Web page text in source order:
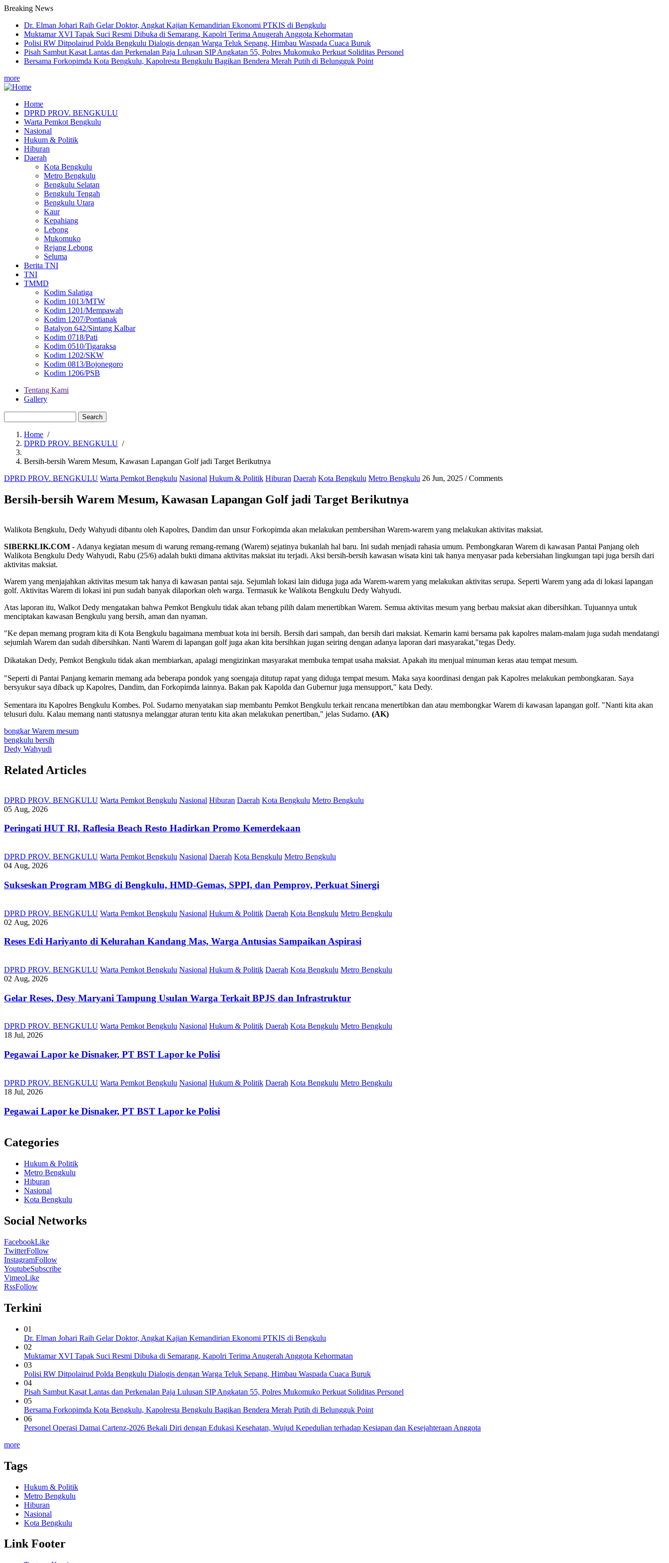
Breaking News
Dr. Elman Johari Raih Gelar Doktor, Angkat Kajian Kemandirian Ekonomi PTKIS di Bengkulu
Muktamar XVI Tapak Suci Resmi Dibuka di Semarang, Kapolri Terima Anugerah Anggota Kehormatan
Polisi RW Ditpolairud Polda Bengkulu Dialogis dengan Warga Teluk Sepang, Himbau Waspada Cuaca Buruk
Pisah Sambut Kasat Lantas dan Perkenalan Paja Lulusan SIP Angkatan 55, Polres Mukomuko Perkuat Soliditas Personel
Bersama Forkopimda Kota Bengkulu, Kapolresta Bengkulu Bagikan Bendera Merah Putih di Belungguk Point
more
Main
navigation
Home
DPRD PROV. BENGKULU
Warta Pemkot Bengkulu
Nasional
Hukum & Politik
Hiburan
Daerah
Kota Bengkulu
Metro Bengkulu
Bengkulu Selatan
Bengkulu Tengah
Bengkulu Utara
Kaur
Kepahiang
Lebong
Mukomuko
Rejang Lebong
Seluma
Berita TNI
TNI
TMMD
Kodim Salatiga
Kodim 1013/MTW
Kodim 1201/Mempawah
Kodim 1207/Pontianak
Batalyon 642/Sintang Kalbar
Kodim 0718/Pati
Kodim 0510/Tigaraksa
Kodim 1202/SKW
Kodim 0813/Bojonegoro
Kodim 1206/PSB
Menu
second
Tentang Kami
Gallery
Breadcrumb
Home /
DPRD PROV. BENGKULU /
Bersih-bersih Warem Mesum, Kawasan Lapangan Golf jadi Target Berikutnya
DPRD PROV. BENGKULU Warta Pemkot Bengkulu Nasional Hukum & Politik Hiburan Daerah Kota Bengkulu Metro Bengkulu 26 Jun, 2025 /Comments
Bersih-bersih Warem Mesum, Kawasan Lapangan Golf jadi Target Berikutnya
Walikota Bengkulu, Dedy Wahyudi dibantu oleh Kapolres, Dandim dan unsur Forkopimda akan melakukan pembersihan Warem-warem yang melakukan aktivitas maksiat.
SIBERKLIK.COM - Adanya kegiatan mesum di warung remang-remang (Warem) sejatinya bukanlah hal baru. Ini sudah menjadi rahasia umum. Pembongkaran Warem di kawasan Pantai Panjang oleh
Walikota Bengkulu Dedy Wahyudi, Rabu (25/6) adalah bukti dimana aktivitas maksiat itu terjadi. Aksi bersih-bersih kawasan wisata kini tak hanya menyasar pada kebersiahan lingkungan tapi juga bersih dari
aktivitas maksiat.
Warem yang menjajahkan aktivitas mesum tak hanya di kawasan pantai saja. Sejumlah lokasi lain diduga juga ada Warem-warem yang melakukan aktivitas serupa. Seperti Warem yang ada di lokasi lapangan
golf. Aktivitas Warem di lokasi ini pun sudah banyak dilaporkan oleh warga. Termasuk ke Walikota Bengkulu Dedy Wahyudi.
Atas laporan itu, Walkot Dedy mengatakan bahwa Pemkot Bengkulu tidak akan tebang pilih dalam menertibkan Warem. Semua aktivitas mesum yang berbau maksiat akan dibersihkan. Tujuannya untuk
menciptakan kawasan Bengkulu yang bersih, aman dan nyaman.
"Ke depan memang program kita di Kota Bengkulu bagaimana membuat kota ini bersih. Bersih dari sampah, dan bersih dari maksiat. Kemarin kami bersama pak kapolres malam-malam juga sudah mendatangi
sejumlah Warem dan sudah dibersihkan. Nanti Warem di lapangan golf juga akan kita bersihkan jugan seiring dengan adanya laporan dari masyarakat,"tegas Dedy.
Dikatakan Dedy, Pemkot Bengkulu tidak akan membiarkan, apalagi mengizinkan masyarakat membuka tempat usaha maksiat. Apakah itu menjual minuman keras atau tempat mesum.
"Seperti di Pantai Panjang kemarin memang ada beberapa pondok yang soengaja ditutup rapat yang diduga tempat mesum. Maka saya koordinasi dengan pak Kapolres melakukan pembongkaran. Saya
bersyukur saya diback up Kapolres, Dandim, dan Forkopimda lainnya. Bakan pak Kapolda dan Gubernur juga mensupport," kata Dedy.
Sementara itu Kapolres Bengkulu Kombes. Pol. Sudarno menyatakan siap membantu Pemkot Bengkulu terkait rencana menertibkan dan atau membongkar Warem di kawasan lapangan golf. "Nanti kita akan
telusuri dulu. Kalau memang nanti statusnya melanggar aturan tentu kita akan melakukan penertiban," jelas Sudarno. (AK)
bongkar Warem mesum
bengkulu bersih
Dedy Wahyudi
Related Articles
DPRD PROV. BENGKULU Warta Pemkot Bengkulu Nasional Hiburan Daerah Kota Bengkulu Metro Bengkulu
05 Aug, 2026
Peringati HUT RI, ‎Raflesia Beach Resto Hadirkan Promo Kemerdekaan
DPRD PROV. BENGKULU Warta Pemkot Bengkulu Nasional Daerah Kota Bengkulu Metro Bengkulu
04 Aug, 2026
Sukseskan Program MBG di Bengkulu, HMD-Gemas, SPPI, dan Pemprov, Perkuat Sinergi
DPRD PROV. BENGKULU Warta Pemkot Bengkulu Nasional Hukum & Politik Daerah Kota Bengkulu Metro Bengkulu
02 Aug, 2026
Reses Edi Hariyanto di Kelurahan Kandang Mas, Warga Antusias Sampaikan Aspirasi
DPRD PROV. BENGKULU Warta Pemkot Bengkulu Nasional Hukum & Politik Daerah Kota Bengkulu Metro Bengkulu
02 Aug, 2026
Gelar Reses, Desy Maryani Tampung Usulan Warga Terkait BPJS dan Infrastruktur
DPRD PROV. BENGKULU Warta Pemkot Bengkulu Nasional Hukum & Politik Daerah Kota Bengkulu Metro Bengkulu
18 Jul, 2026
Pegawai Lapor ke Disnaker, PT BST Lapor ke Polisi
DPRD PROV. BENGKULU Warta Pemkot Bengkulu Nasional Hukum & Politik Daerah Kota Bengkulu Metro Bengkulu
18 Jul, 2026
Pegawai Lapor ke Disnaker, PT BST Lapor ke Polisi
Categories
Hukum & Politik
Metro Bengkulu
Hiburan
Nasional
Kota Bengkulu
Social Networks
FacebookLike
TwitterFollow
InstagramFollow
YoutubeSubscribe
VimeoLike
RssFollow
Terkini
01
Dr. Elman Johari Raih Gelar Doktor, Angkat Kajian Kemandirian Ekonomi PTKIS di Bengkulu
02
Muktamar XVI Tapak Suci Resmi Dibuka di Semarang, Kapolri Terima Anugerah Anggota Kehormatan
03
Polisi RW Ditpolairud Polda Bengkulu Dialogis dengan Warga Teluk Sepang, Himbau Waspada Cuaca Buruk
04
Pisah Sambut Kasat Lantas dan Perkenalan Paja Lulusan SIP Angkatan 55, Polres Mukomuko Perkuat Soliditas Personel
05
Bersama Forkopimda Kota Bengkulu, Kapolresta Bengkulu Bagikan Bendera Merah Putih di Belungguk Point
06
Personel Operasi Damai Cartenz-2026 Bekali Diri dengan Edukasi Kesehatan, Wujud Kepedulian terhadap Kesiapan dan Kesejahteraan Anggota
more
Tags
Hukum & Politik
Metro Bengkulu
Hiburan
Nasional
Kota Bengkulu
Link Footer